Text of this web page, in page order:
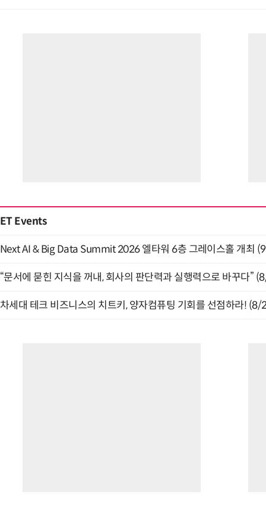
ET Events
Next AI & Big Data Summit 2026 엘타워 6층 그레이스홀 개최
“문서에 묻힌 지식을 꺼내, 회사의 판단력과 실행력으로 바꾸다”
차세대 테크 비즈니스의 치트키, 양자컴퓨팅 기회를 선점하라! (8/